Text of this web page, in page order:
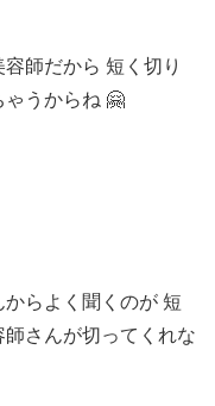
師だから 短く切り
ゃうからね 🤗
らよく聞くのが 短
さんが切ってくれな